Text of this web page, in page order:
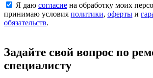
Я даю согласие на обработку моих
принимаю условия политики, оферты и
обязательств.
Задайте свой вопрос по
специалисту